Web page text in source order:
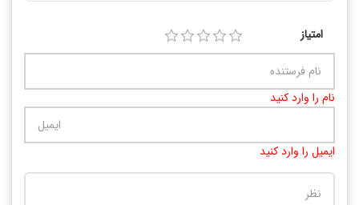
امتیاز
نام را وارد کنید
ایمیل را وارد کنید